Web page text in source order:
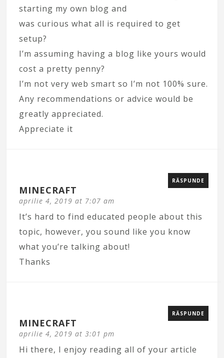
starting my own blog and
was curious what all is required to get
setup?
I’m assuming having a blog like yours would
cost a pretty penny?
I’m not very web smart so I’m not 100% sure.
Any recommendations or advice would be
greatly appreciated.
Appreciate it
MINECRAFT
aprilie 4, 2019 at 7:07 am
RĂSPUNDE
It’s hard to find educated people about this
topic, however, you sound like you know
what you’re talking about!
Thanks
MINECRAFT
aprilie 4, 2019 at 3:01 pm
RĂSPUNDE
Hi there, I enjoy reading all of your article